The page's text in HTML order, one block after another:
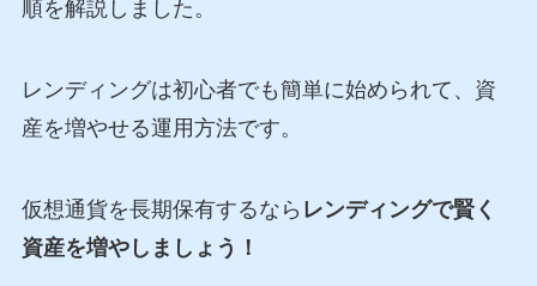
順を解説しました。
レンディングは初心者でも簡単に始められて、資
産を増やせる運用方法です。
仮想通貨を長期保有するなら レンディングで賢く
資産を増やしましょう！